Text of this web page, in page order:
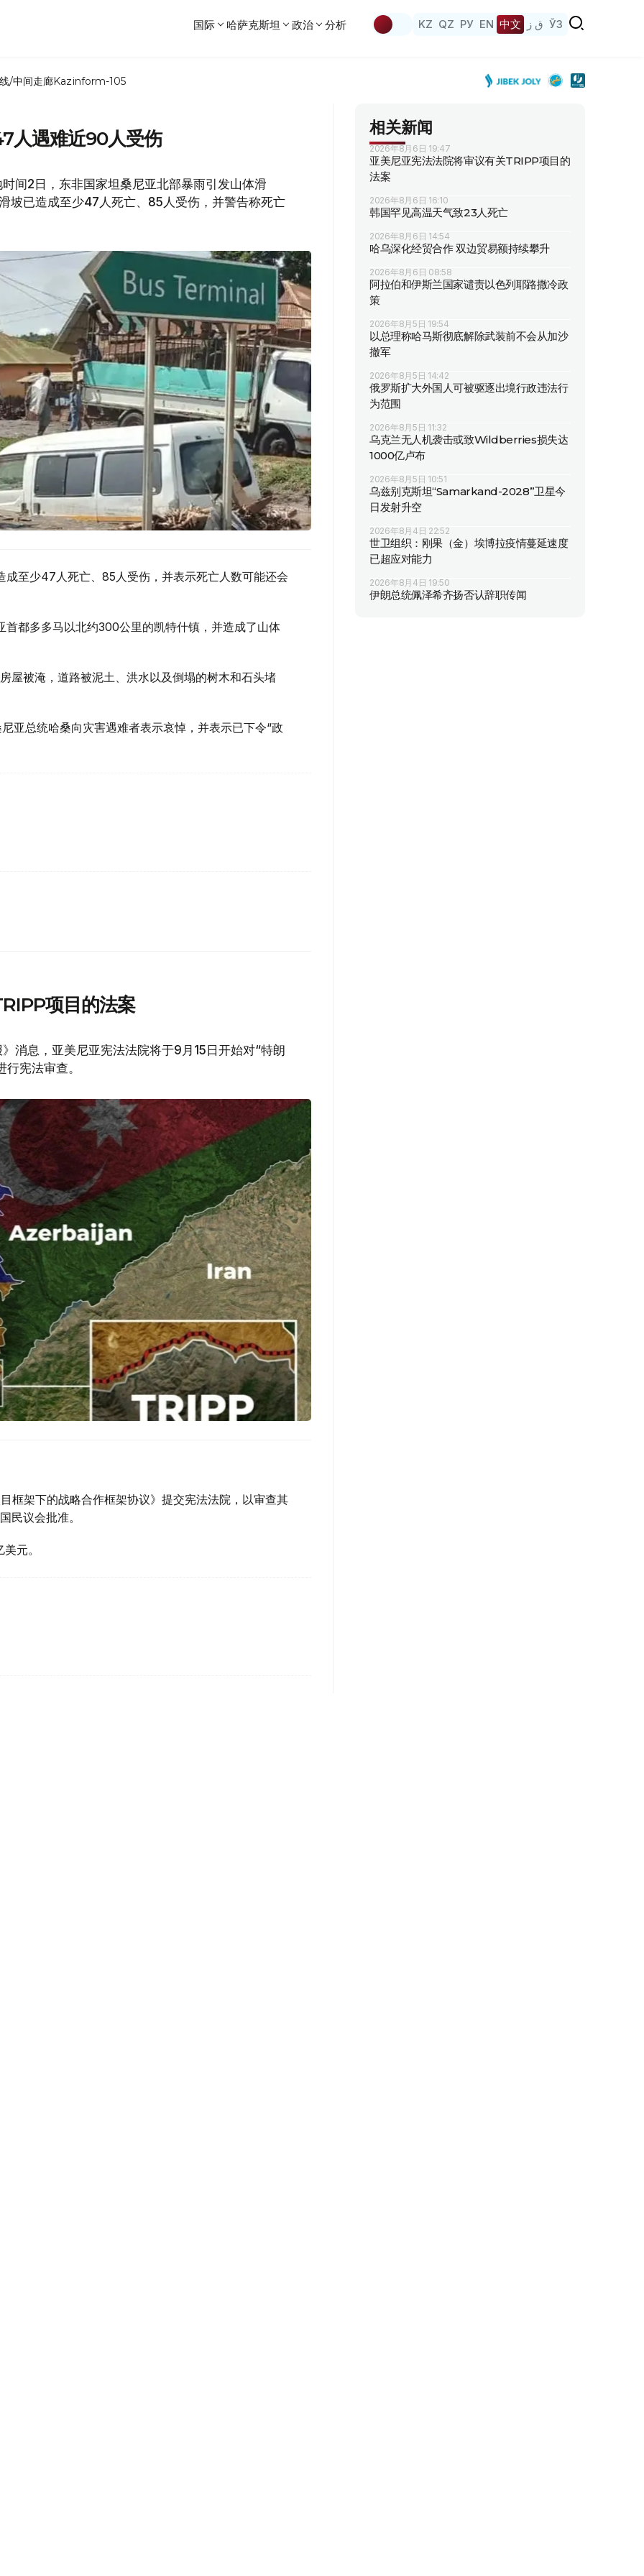
国际 哈萨克斯坦 政治 分析 KZ QZ РУ EN 中文 ق ز ЎЗ
/中间走廊Kazinform-105
人遇难近90人受伤
间2日，东非国家坦桑尼亚北部暴雨引发山体滑
坡已造成至少47人死亡、85人受伤，并警告称死亡
至少47人死亡、85人受伤，并表示死亡人数可能还会
都多多马以北约300公里的凯特什镇，并造成了山体
屋被淹，道路被泥土、洪水以及倒塌的树木和石头堵
亚总统哈桑向灾害遇难者表示哀悼，并表示已下令“政
项目的法案
消息，亚美尼亚宪法法院将于9月15日开始对“特朗
宪法审查。
框架下的战略合作框架协议》提交宪法法院，以审查其
民议会批准。
元。
相关新闻
2026年8月6日 19:47
亚美尼亚宪法法院将审议有关TRIPP项目的
法案
2026年8月6日 16:10
韩国罕见高温天气致23人死亡
2026年8月6日 14:54
哈乌深化经贸合作 双边贸易额持续攀升
2026年8月6日 08:58
阿拉伯和伊斯兰国家谴责以色列耶路撒冷政
策
2026年8月5日 19:54
以总理称哈马斯彻底解除武装前不会从加沙
撤军
2026年8月5日 14:42
俄罗斯扩大外国人可被驱逐出境行政违法行
为范围
2026年8月5日 11:32
乌克兰无人机袭击或致Wildberries损失达
1000亿卢布
2026年8月5日 10:51
乌兹别克斯坦“Samarkand-2028”卫星今
日发射升空
2026年8月4日 22:52
世卫组织：刚果（金）埃博拉疫情蔓延速度
已超应对能力
2026年8月4日 19:50
伊朗总统佩泽希齐扬否认辞职传闻